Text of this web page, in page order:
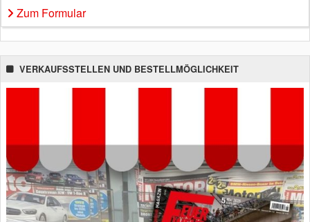
Zum Formular
VERKAUFSSTELLEN UND BESTELLMÖGLICHKEIT